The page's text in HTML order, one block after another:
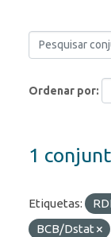
Ordenar por
1
Etiquetas:
BCB/Dstat